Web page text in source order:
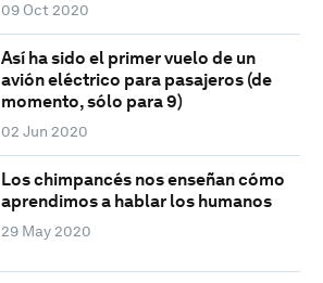
09 Oct 2020
Así ha sido el primer vuelo de un
avión eléctrico para pasajeros (de
momento, sólo para 9)
02 Jun 2020
Los chimpancés nos enseñan cómo
aprendimos a hablar los humanos
29 May 2020